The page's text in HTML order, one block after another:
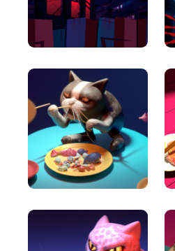
Article Rewriter
Copy an article, paste it in
with just one click you'll
Article Outlines
Detailed article outlines that
content on a consistent basis.